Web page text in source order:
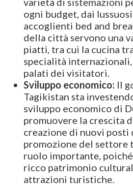
ogni budget, dai
accoglienti bed and
della città servono una
piatti, tra cui la cucina
specialità
palati dei visitatori.
Sviluppo economico: Il
Tagikistan sta
sviluppo economico di
promuovere la crescita
creazione di nuovi posti
promozione del settore
ruolo importante,
ricco patrimonio
attrazioni turistiche.